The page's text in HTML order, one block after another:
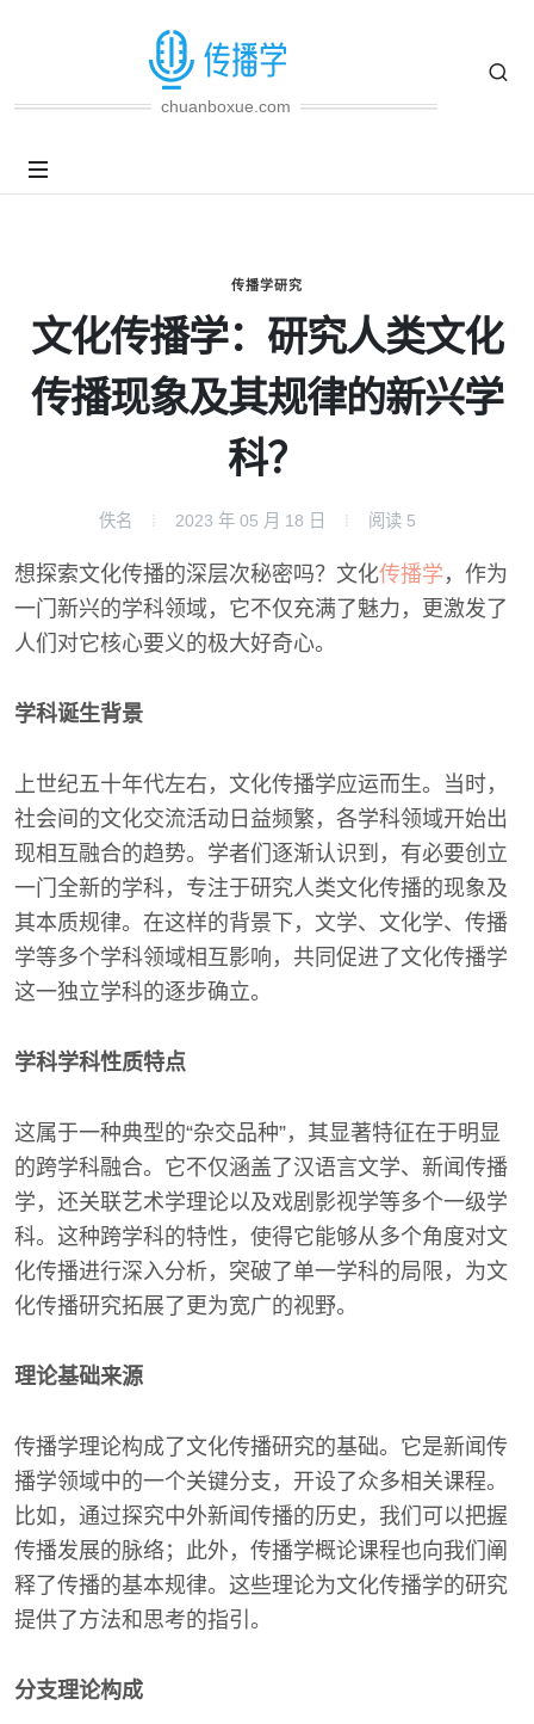
chuanboxue.com
传播学研究
文化传播学：研究人类文化
传播现象及其规律的新兴学
科？
佚名 2023 年 05 月 18 日 阅读 5
想探索文化传播的深层次秘密吗？文化传播学 ，作为
一门新兴的学科领域，它不仅充满了魅力，更激发了
人们对它核心要义的极大好奇心。
学科诞生背景
上世纪五十年代左右，文化传播学应运而生。当时，
社会间的文化交流活动日益频繁，各学科领域开始出
现相互融合的趋势。学者们逐渐认识到，有必要创立
一门全新的学科，专注于研究人类文化传播的现象及
其本质规律。在这样的背景下，文学、文化学、传播
学等多个学科领域相互影响，共同促进了文化传播学
这一独立学科的逐步确立。
学科学科性质特点
这属于一种典型的“杂交品种”，其显著特征在于明显
的跨学科融合。它不仅涵盖了汉语言文学、新闻传播
学，还关联艺术学理论以及戏剧影视学等多个一级学
科。这种跨学科的特性，使得它能够从多个角度对文
化传播进行深入分析，突破了单一学科的局限，为文
化传播研究拓展了更为宽广的视野。
理论基础来源
传播学理论构成了文化传播研究的基础。它是新闻传
播学领域中的一个关键分支，开设了众多相关课程。
比如，通过探究中外新闻传播的历史，我们可以把握
传播发展的脉络；此外，传播学概论课程也向我们阐
释了传播的基本规律。这些理论为文化传播学的研究
提供了方法和思考的指引。
分支理论构成